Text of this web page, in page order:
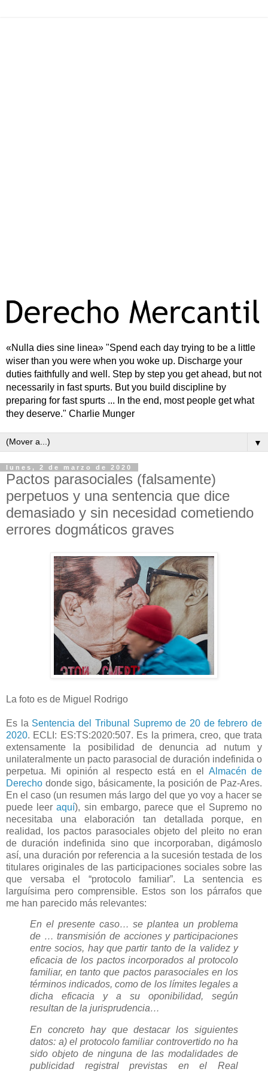
«Nulla dies sine linea» "Spend each day trying to be a little
wiser than you were when you woke up. Discharge your
duties faithfully and well. Step by step you get ahead, but not
necessarily in fast spurts. But you build discipline by
preparing for fast spurts ... In the end, most people get what
they deserve." Charlie Munger
▼
lunes, 2 de marzo de 2020
Pactos parasociales (falsamente)
perpetuos y una sentencia que dice
demasiado y sin necesidad cometiendo
errores dogmáticos graves
La foto es de Miguel Rodrigo
Es la Sentencia del Tribunal Supremo de 20 de febrero de
2020. ECLI: ES:TS:2020:507. Es la primera, creo, que trata
extensamente la posibilidad de denuncia ad nutum y
unilateralmente un pacto parasocial de duración indefinida o
perpetua. Mi opinión al respecto está en el Almacén de
Derecho donde sigo, básicamente, la posición de Paz-Ares.
En el caso (un resumen más largo del que yo voy a hacer se
puede leeraquí), sin embargo, parece que el Supremo no
necesitaba una elaboración tan detallada porque, en
realidad, los pactos parasociales objeto del pleito no eran
de duración indefinida sino que incorporaban, digámoslo
así, una duración por referencia a la sucesión testada de los
titulares originales de las participaciones sociales sobre las
que versaba el “protocolo familiar”. La sentencia es
larguísima pero comprensible. Estos son los párrafos que
me han parecido más relevantes:
En el presente caso… se plantea un problema
de … transmisión de acciones y participaciones
entre socios, hay que partir tanto de la validez y
eficacia de los pactos incorporados al protocolo
familiar, en tanto que pactos parasociales en los
términos indicados, como de los límites legales a
dicha eficacia y a su oponibilidad, según
resultan de la jurisprudencia…
En concreto hay que destacar los siguientes
datos: a) el protocolo familiar controvertido no ha
sido objeto de ninguna de las modalidades de
publicidad registral previstas en el Real